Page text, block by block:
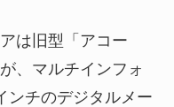
は旧型「アコー
、マルチインフォ
ンチのデジタルメー